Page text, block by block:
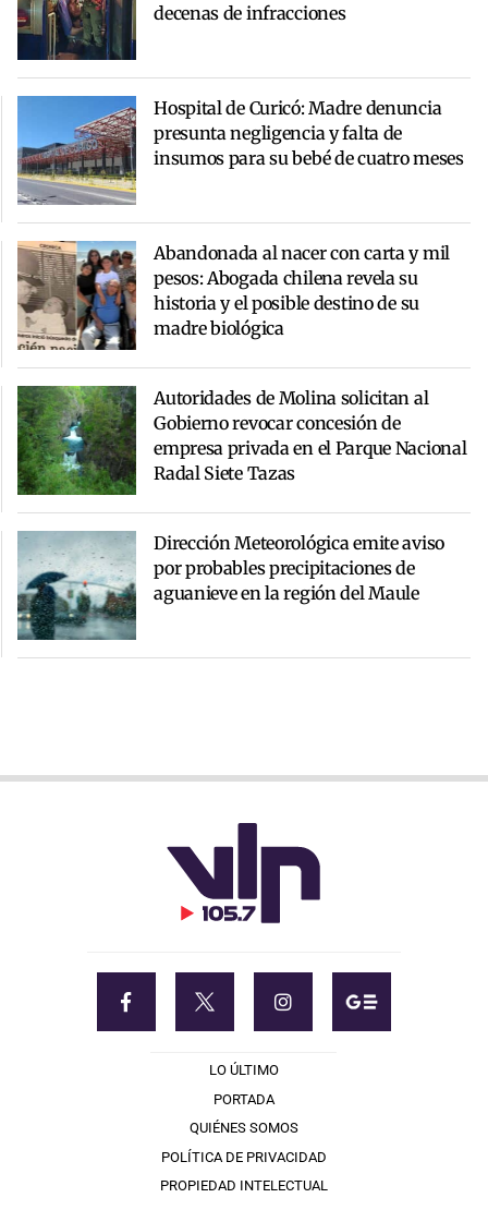
decenas de infracciones
Hospital de Curicó: Madre denuncia
presunta negligencia y falta de
insumos para su bebé de cuatro meses
Abandonada al nacer con carta y mil
pesos: Abogada chilena revela su
historia y el posible destino de su
madre biológica
Autoridades de Molina solicitan al
Gobierno revocar concesión de
empresa privada en el Parque Nacional
Radal Siete Tazas
Dirección Meteorológica emite aviso
por probables precipitaciones de
aguanieve en la región del Maule
LO ÚLTIMO
PORTADA
QUIÉNES SOMOS
POLÍTICA DE PRIVACIDAD
PROPIEDAD INTELECTUAL